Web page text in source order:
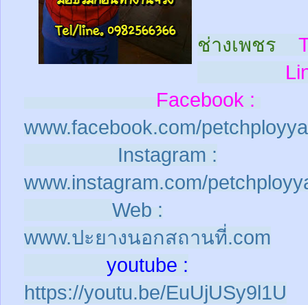
ช่างเพชร
Facebook :
www.facebook.com/
Instagram :
www.instagram.com/
Web :
www.ปะยางนอกสถานที่.com
youtube :
https://youtu.be/EuUjUSy9l1U